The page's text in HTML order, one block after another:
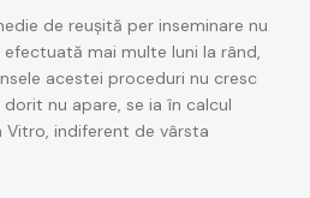
de reușită per inseminare nu
mai multe luni la rând,
acestei proceduri nu cresc
nu apare, se ia în calcul
Vitro, indiferent de vârsta